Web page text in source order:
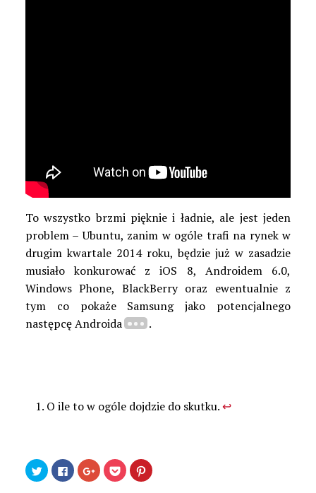
To wszystko brzmi pięknie i ładnie, ale jest jeden
problem – Ubuntu, zanim w ogóle trafi na rynek w
drugim kwartale 2014 roku, będzie już w zasadzie
musiało konkurować z iOS 8, Androidem 6.0,
Windows Phone, BlackBerry oraz ewentualnie z
tym co pokaże Samsung jako potencjalnego
następcę Androida
.
O ile to w ogóle dojdzie do skutku.↩
Udostępnij
na
Twitterze(Otwiera
Kliknij,
aby
udostępnić
Kliknij,
aby
udostępnić
Kliknij
by
udostępnić
Udostępniej
na